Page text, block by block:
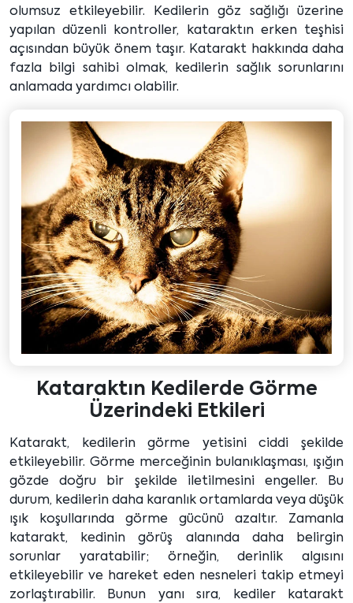
olumsuz etkileyebilir. Kedilerin göz sağlığı üzerine
yapılan düzenli kontroller, kataraktın erken teşhisi
açısından büyük önem taşır. Katarakt hakkında daha
fazla bilgi sahibi olmak, kedilerin sağlık sorunlarını
anlamada yardımcı olabilir.
Kataraktın Kedilerde Görme
Üzerindeki Etkileri
Katarakt, kedilerin görme yetisini ciddi şekilde
etkileyebilir. Görme merceğinin bulanıklaşması, ışığın
gözde doğru bir şekilde iletilmesini engeller. Bu
durum, kedilerin daha karanlık ortamlarda veya düşük
ışık koşullarında görme gücünü azaltır. Zamanla
katarakt, kedinin görüş alanında daha belirgin
sorunlar yaratabilir; örneğin, derinlik algısını
etkileyebilir ve hareket eden nesneleri takip etmeyi
zorlaştırabilir. Bunun yanı sıra, kediler katarakt